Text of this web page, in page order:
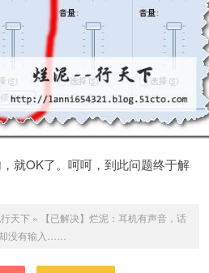
就OK了。呵呵，到此问题终于解
天下»
【已解决】烂泥：耳机有声音，话
没有输入……